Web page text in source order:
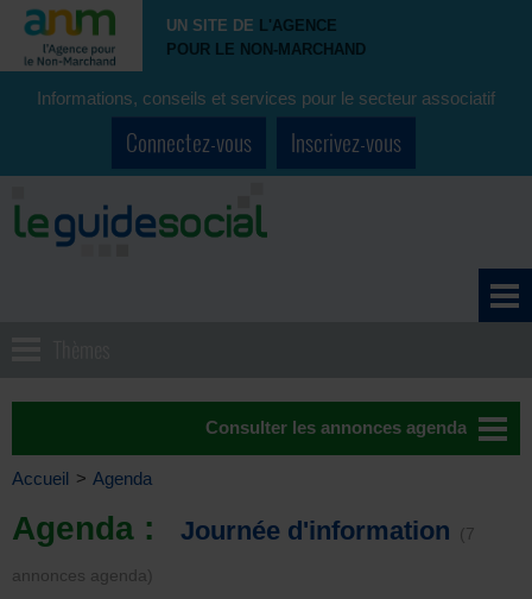
UN SITE DE L'AGENCE
POUR LE NON-MARCHAND
Informations, conseils et services pour le secteur associatif
Connectez-vous Inscrivez-vous
Consulter les annonces agenda
Accueil > Agenda
Agenda : Journée d'information (7
annonces agenda)